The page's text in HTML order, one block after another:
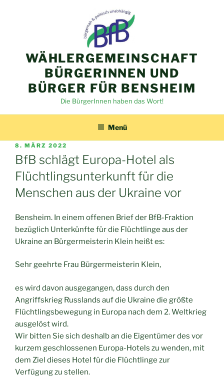
WÄHLERGEMEINSCHAFT
BÜRGERINNEN UND
BÜRGER FÜR BENSHEIM
Die BürgerInnen haben das Wort!
Menü
VERÖFFENTLICHT
AM
8. MÄRZ 2022
BfB schlägt Europa-Hotel als
Flüchtlingsunterkunft für die
Menschen aus der Ukraine vor
Bensheim. In einem offenen Brief der BfB-Fraktion
bezüglich Unterkünfte für die Flüchtlinge aus der
Ukraine an Bürgermeisterin Klein heißt es:
Sehr geehrte Frau Bürgermeisterin Klein,
es wird davon ausgegangen, dass durch den
Angriffskrieg Russlands auf die Ukraine die größte
Flüchtlingsbewegung in Europa nach dem 2. Weltkrieg
ausgelöst wird.
Wir bitten Sie sich deshalb an die Eigentümer des vor
kurzem geschlossenen Europa-Hotels zu wenden, mit
dem Ziel dieses Hotel für die Flüchtlinge zur
Verfügung zu stellen.